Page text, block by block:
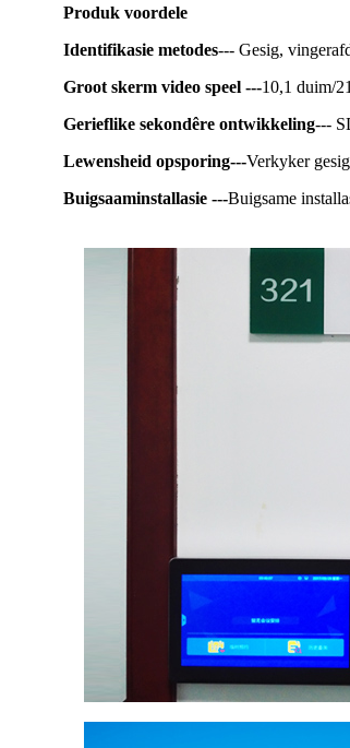
Produk voordele
Identifikasie metodes--- Gesig,
Groot skerm video speel ---10,1 duim/
Gerieflike sekondêre ontwikkeling---
Lewensheid opsporing---Verkyker
Buigsaaminstallasie ---Buigsame